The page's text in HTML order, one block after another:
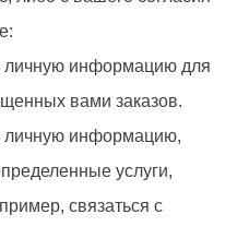
личную информацию для
вами заказов.
личную информацию,
услуги,
связаться с